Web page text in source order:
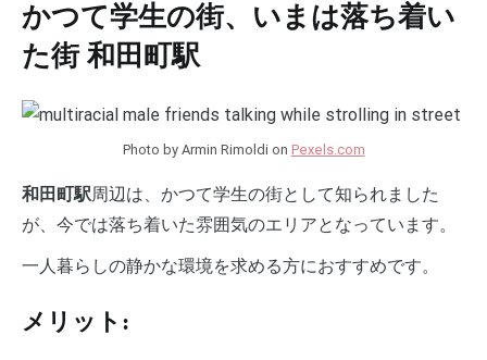
かつて学生の街、いまは落ち着い
た街 和田町駅
Photo by Armin Rimoldi on Pexels.com
和田町駅周辺は、かつて学生の街として知られました
が、今では落ち着いた雰囲気のエリアとなっています。
一人暮らしの静かな環境を求める方におすすめです。
メリット: